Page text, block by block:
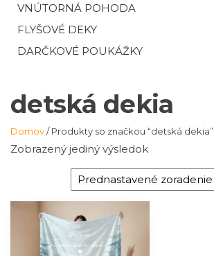
VNÚTORNÁ POHODA
FLYŠOVÉ DEKY
DARČKOVÉ POUKÁŽKY
detská dekia
Domov/ Produkty so značkou “detská dekia”
Zobrazený jediný výsledok